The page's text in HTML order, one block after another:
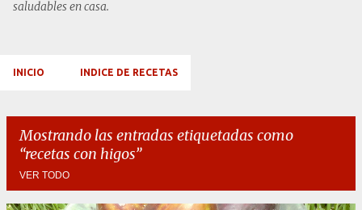
saludables en casa.
INICIO INDICE DE RECETAS
Mostrando las entradas etiquetadas como
recetas con higos
VER TODO